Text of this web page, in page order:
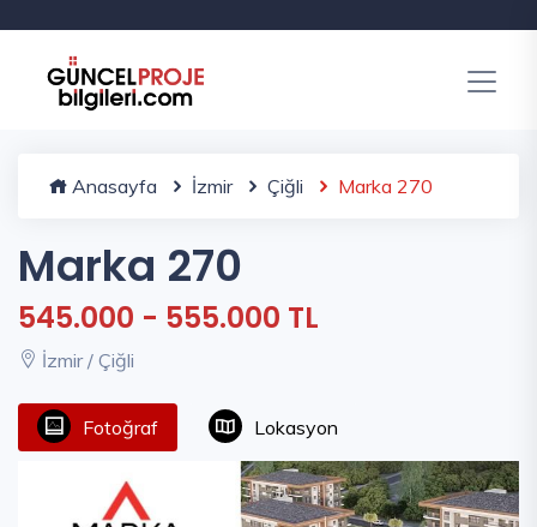
Anasayfa İzmir Çiğli Marka 270
Marka 270
545.000 - 555.000 TL
İzmir / Çiğli
Fotoğraf Lokasyon